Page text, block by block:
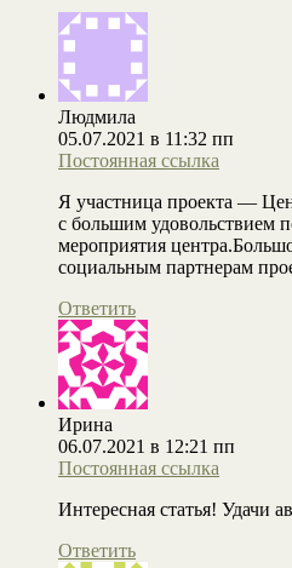
Людмила
05.07.2021 в 11:32 пп
Постоянная ссылка
Я участница проекта —
с большим удовольствием
мероприятия
социальным партнерам
Ответить
Ирина
06.07.2021 в 12:21 пп
Постоянная ссылка
Интересная статья! Удачи
Ответить